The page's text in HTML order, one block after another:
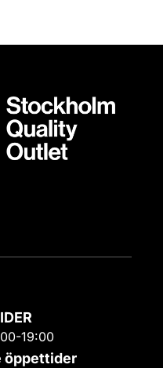
19:00
öppettider